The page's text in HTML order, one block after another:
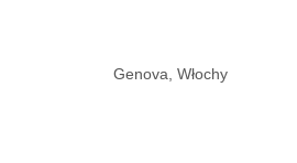
Genova, Włochy